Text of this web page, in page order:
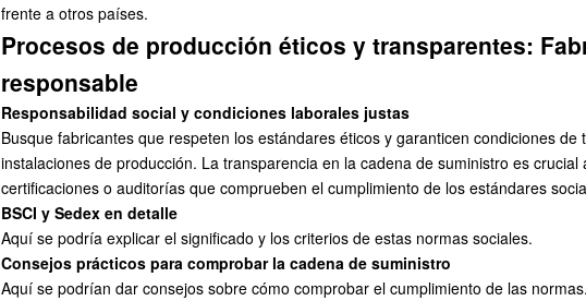
frente a otros países.
Procesos de producción éticos y transparentes:
responsable
Responsabilidad social y condiciones laborales justas
Busque fabricantes que respeten los estándares éticos y garanticen condiciones de
instalaciones de producción. La transparencia en la cadena de suministro es
certificaciones o auditorías que comprueben el cumplimiento de los estándares
BSCI y Sedex en detalle
Aquí se podría explicar el significado y los criterios de estas normas sociales.
Consejos prácticos para comprobar la cadena de suministro
Aquí se podrían dar consejos sobre cómo comprobar el cumplimiento de las normas.